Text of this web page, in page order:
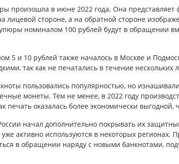
произошла в июне 2022 года. Она представляет
лицевой стороне, а на обратной стороне
номиналом 100 рублей будут в обращении
5 и 10 рублей также началось в Москве и
так как не печатались в течение нескольких
пользовались популярностью, но
монеты. Тем не менее, в 2022 году
печать оказалась более экономически выгодной,
начал дополнительно покрывать их
активно используются в некоторых регионах.
в обращении наряду с новыми банкнотами,